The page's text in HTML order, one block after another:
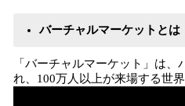
バーチャルマーケットとは
「バーチャルマーケット」は、
れ、100万人以上が来場する世